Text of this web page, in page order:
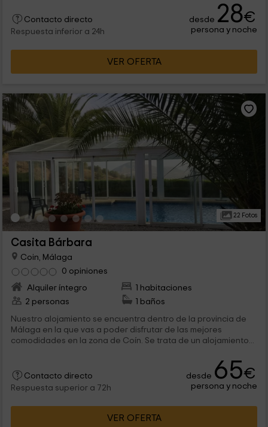
Contacto directo
Respuesta inferior a 24h
desde 28€
persona y noche
VER OFERTA
22 Fotos
Casita Bárbara
Coin, Málaga
0 opiniones
Alquiler íntegro
1 habitaciones
2 personas
1 baños
Nuestro alojamiento se encuentra dentro de la provincia de
Málaga en la que vas a poder disfrutar de las mejores
comodidades en la zona de Coín. Se trata de un alojamiento...
Contacto directo
Respuesta superior a 72h
desde 65€
persona y noche
VER OFERTA